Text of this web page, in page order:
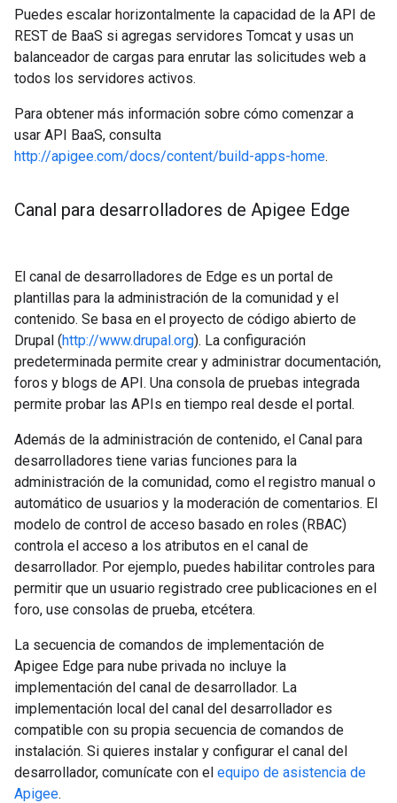
Puedes escalar horizontalmente la capacidad de la API de
REST de BaaS si agregas servidores Tomcat y usas un
balanceador de cargas para enrutar las solicitudes web a
todos los servidores activos.
Para obtener más información sobre cómo comenzar a
usar API BaaS, consulta
http://apigee.com/docs/content/build-apps-home.
Canal para desarrolladores de Apigee Edge
El canal de desarrolladores de Edge es un portal de
plantillas para la administración de la comunidad y el
contenido. Se basa en el proyecto de código abierto de
Drupal (http://www.drupal.org). La configuración
predeterminada permite crear y administrar documentación,
foros y blogs de API. Una consola de pruebas integrada
permite probar las APIs en tiempo real desde el portal.
Además de la administración de contenido, el Canal para
desarrolladores tiene varias funciones para la
administración de la comunidad, como el registro manual o
automático de usuarios y la moderación de comentarios. El
modelo de control de acceso basado en roles (RBAC)
controla el acceso a los atributos en el canal de
desarrollador. Por ejemplo, puedes habilitar controles para
permitir que un usuario registrado cree publicaciones en el
foro, use consolas de prueba, etcétera.
La secuencia de comandos de implementación de
Apigee Edge para nube privada no incluye la
implementación del canal de desarrollador. La
implementación local del canal del desarrollador es
compatible con su propia secuencia de comandos de
instalación. Si quieres instalar y configurar el canal del
desarrollador, comunícate con el equipo de asistencia de
Apigee.